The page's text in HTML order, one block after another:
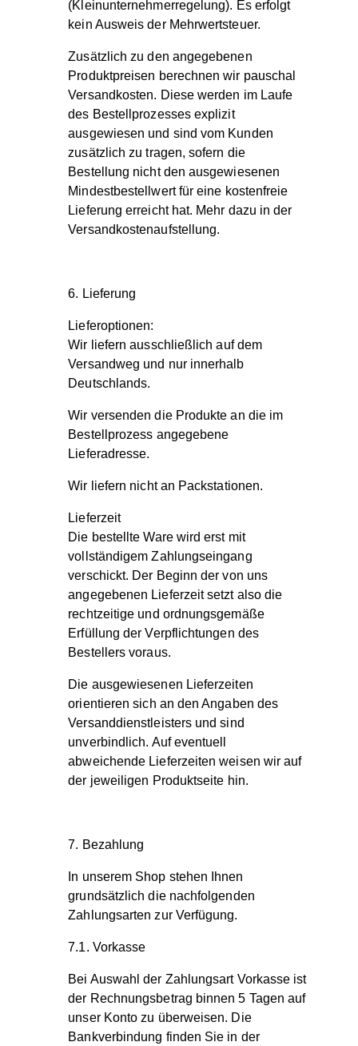
(Kleinunternehmerregelung). Es erfolgt
kein Ausweis der Mehrwertsteuer.
Zusätzlich zu den angegebenen
Produktpreisen berechnen wir pauschal
Versandkosten. Diese werden im Laufe
des Bestellprozesses explizit
ausgewiesen und sind vom Kunden
zusätzlich zu tragen, sofern die
Bestellung nicht den ausgewiesenen
Mindestbestellwert für eine kostenfreie
Lieferung erreicht hat. Mehr dazu in der
Versandkostenaufstellung.
6. Lieferung
Lieferoptionen:
Wir liefern ausschließlich auf dem
Versandweg und nur innerhalb
Deutschlands.
Wir versenden die Produkte an die im
Bestellprozess angegebene
Lieferadresse.
Wir liefern nicht an Packstationen.
Lieferzeit
Die bestellte Ware wird erst mit
vollständigem Zahlungseingang
verschickt. Der Beginn der von uns
angegebenen Lieferzeit setzt also die
rechtzeitige und ordnungsgemäße
Erfüllung der Verpflichtungen des
Bestellers voraus.
Die ausgewiesenen Lieferzeiten
orientieren sich an den Angaben des
Versanddienstleisters und sind
unverbindlich. Auf eventuell
abweichende Lieferzeiten weisen wir auf
der jeweiligen Produktseite hin.
7. Bezahlung
In unserem Shop stehen Ihnen
grundsätzlich die nachfolgenden
Zahlungsarten zur Verfügung.
7.1. Vorkasse
Bei Auswahl der Zahlungsart Vorkasse ist
der Rechnungsbetrag binnen 5 Tagen auf
unser Konto zu überweisen. Die
Bankverbindung finden Sie in der